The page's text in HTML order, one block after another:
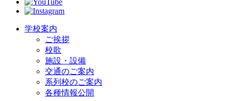
学校案内
ご挨拶
校歌
施設・設備
交通のご案内
系列校のご案内
各種情報公開